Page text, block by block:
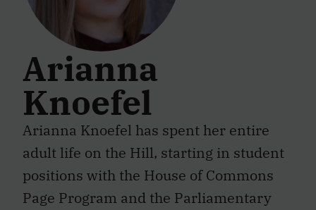
Arianna
Knoefel
Arianna Knoefel has spent her entire
adult life on the Hill, starting in student
positions with the House of Commons
Page Program and the Parliamentary